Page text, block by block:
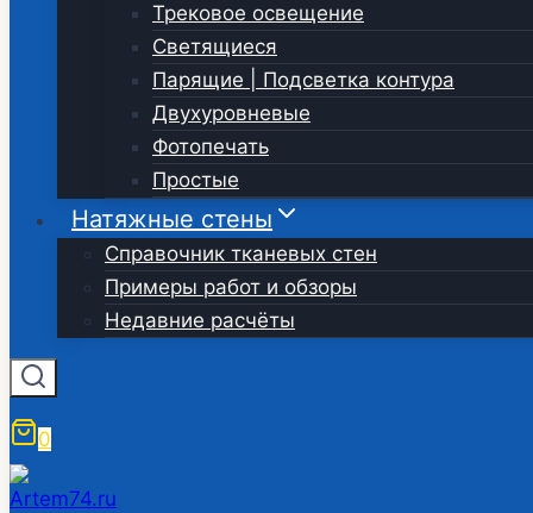
Трековое освещение
Светящиеся
Парящие | Подсветка контура
Двухуровневые
Фотопечать
Простые
Натяжные стены
Справочник тканевых стен
Примеры работ и обзоры
Недавние расчёты
0